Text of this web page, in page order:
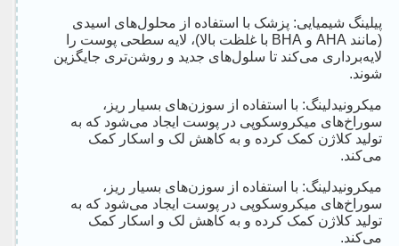
پیلینگ شیمیایی: پزشک با استفاده از محلول‌های اسیدی
(مانند AHA و BHA با غلظت بالا)، لایه سطحی پوست را
لایه‌برداری می‌کند تا سلول‌های جدید و روشن‌تری جایگزین
شوند.
میکرونیدلینگ: با استفاده از سوزن‌های بسیار ریز،
سوراخ‌های میکروسکوپی در پوست ایجاد می‌شود که به
تولید کلاژن کمک کرده و به کاهش لک و اسکار کمک
می‌کند.
میکرونیدلینگ: با استفاده از سوزن‌های بسیار ریز،
سوراخ‌های میکروسکوپی در پوست ایجاد می‌شود که به
تولید کلاژن کمک کرده و به کاهش لک و اسکار کمک
می‌کند.